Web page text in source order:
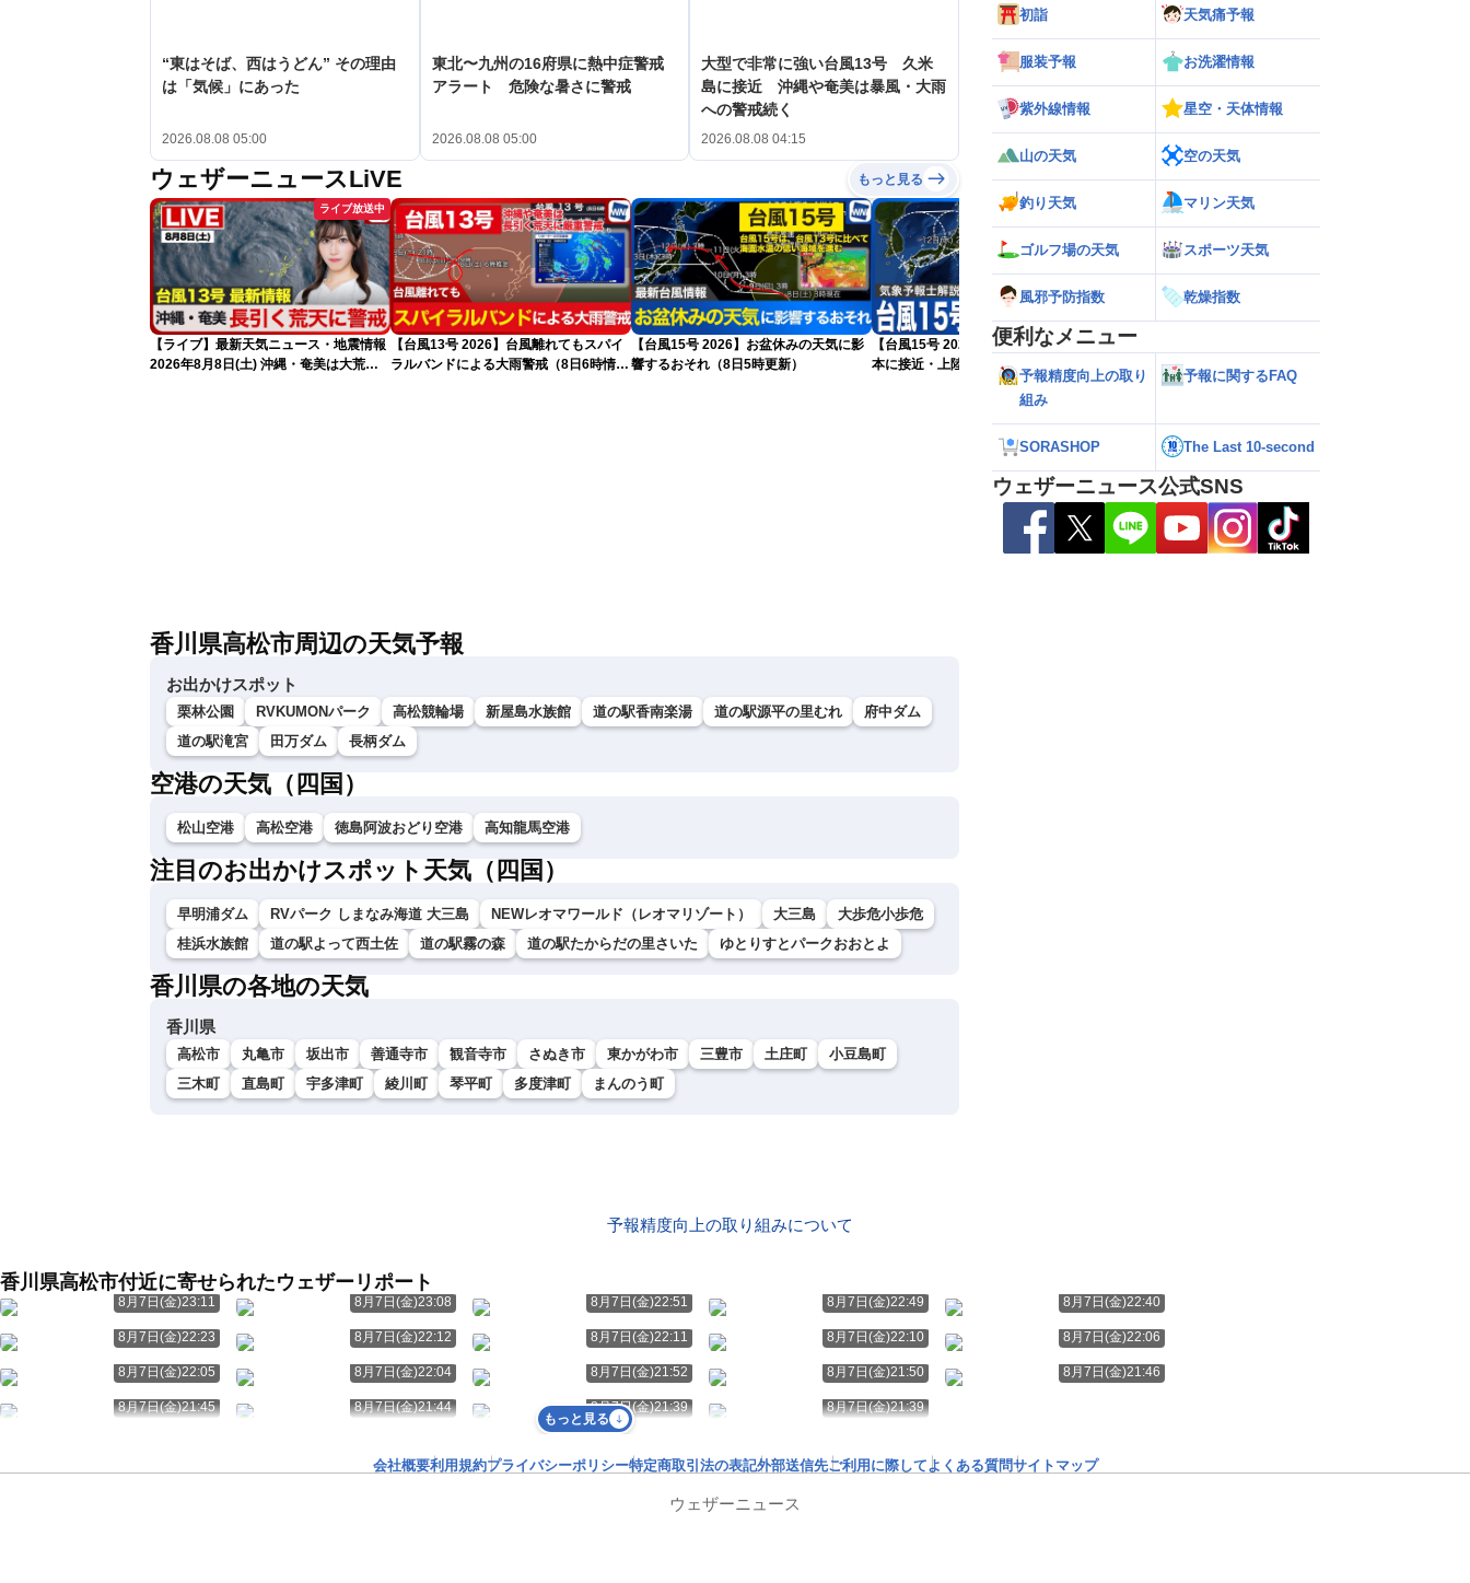
“東はそば、西はうどん” その理由
は「気候」にあった
2026.08.08 05:00
東北〜九州の16府県に熱中症警戒
アラート 危険な暑さに警戒
2026.08.08 05:00
大型で非常に強い台風13号 久米
島に接近 沖縄や奄美は暴風・大雨
への警戒続く
2026.08.08 04:15
ウェザーニュースLiVE もっと見る
ライブ放送中
【ライブ】最新天気ニュース・地震情報
2026年8月8日(土) 沖縄・奄美は大荒れ
【台風13号 2026】台風離れてもスパイ
ラルバンドによる大雨警戒（8日6時情
【台風15号 2026】お盆休みの天気に影
響するおそれ（8日5時更新）
【台風15号 2026】今後の進路は？北日
本に接近・上陸する可能性も（7日22時
【台風13号 2026】雨風の影響はいつま
で続く？／ウェザーニュース気象予報士
解説（7日22時情報）
香川県高松市周辺の天気予報
お出かけスポット
栗林公園 RVKUMONパーク 高松競輪場 新屋島水族館 道の駅香南楽湯 道の駅源平の里むれ
府中ダム
道の駅滝宮
田万ダム 長柄ダム
空港の天気（四国）
松山空港 高松空港 徳島阿波おどり空港 高知龍馬空港
注目のお出かけスポット天気（四国）
早明浦ダム RVパーク しまなみ海道 大三島 NEWレオマワールド（レオマリゾート） 大三島
大歩危小歩危
桂浜水族館
道の駅よって西土佐 道の駅霧の森 道の駅たからだの里さいた ゆとりすとパークおおとよ
香川県の各地の天気
香川県
高松市 丸亀市 坂出市 善通寺市 観音寺市 さぬき市 東かがわ市 三豊市 土庄町
小豆島町
三木町
直島町 宇多津町 綾川町 琴平町 多度津町 まんのう町
初詣 天気痛予報
服装予報 お洗濯情報
紫外線情報 星空・天体情報
山の天気 空の天気
釣り天気 マリン天気
ゴルフ場の天気 スポーツ天気
風邪予防指数 乾燥指数
便利なメニュー
予報精度向上の取り
組み
予報に関するFAQ
SORASHOP The Last 10-second
ウェザーニュース公式SNS
予報精度向上の取り組みについて
香川県高松市付近に寄せられたウェザーリポート
8月7日(金)23:11 8月7日(金)23:08 8月7日(金)22:51 8月7日(金)22:49 8月7日(金)22:40
8月7日(金)22:23 8月7日(金)22:12 8月7日(金)22:11 8月7日(金)22:10 8月7日(金)22:06
8月7日(金)22:05 8月7日(金)22:04 8月7日(金)21:52 8月7日(金)21:50 8月7日(金)21:46
8月7日(金)21:45 8月7日(金)21:44 8月7日(金)21:39 8月7日(金)21:39
もっと見る
会社概要利用規約プライバシーポリシー特定商取引法の表記外部送信先ご利用に際して よくある質問サイトマップ
ウェザーニュース